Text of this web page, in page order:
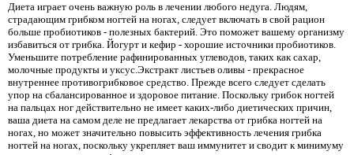
Диета играет очень важную роль в лечении любого недуга. Людям,
страдающим грибком ногтей на ногах, следует включать в свой рацион
больше пробиотиков - полезных бактерий. Это поможет вашему организму
избавиться от грибка. Йогурт и кефир - хорошие источники пробиотиков.
Уменьшите потребление рафинированных углеводов, таких как сахар,
молочные продукты и уксус.Экстракт листьев оливы - прекрасное
внутреннее противогрибковое средство. Прежде всего следует сделать
упор на сбалансированное и здоровое питание. Поскольку грибок ногтей
на пальцах ног действительно не имеет каких-либо диетических причин,
ваша диета на самом деле не предлагает лекарства от грибка ногтей на
ногах, но может значительно повысить эффективность лечения грибка
ногтей на ногах, поскольку укрепляет ваш иммунитет и сводит к минимуму